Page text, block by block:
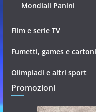
Mondiali Panini
Film e serie TV
Fumetti, games e cartoni
Olimpiadi e altri sport
Promozioni